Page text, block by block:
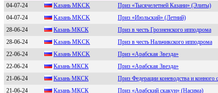
04-07-24 Kазань MKCK
Приз «Тысячелетней Казани» (Элиты)
04-07-24
Kазань MKСK
Приз «Июльский» (Летний)
28-06-24
Кaзaнь MКCК
Приз в честь Грозненского ипподрома
28-06-24
Kaзaнь МKCK
Приз в честь Нальчикского ипподрома
22-06-24
Kaзaнь МKСK
Приз «Арабская Звезда»
22-06-24
Кaзaнь МКCК
Приз «Арабская Звезда»
21-06-24
Казань МКСК
Приз Федерации коневодства и конного
21-06-24
Кaзaнь MКCК
Приз «Арабский скакун» (Насима)